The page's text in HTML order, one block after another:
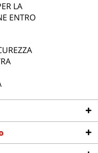
LA
ENTRO